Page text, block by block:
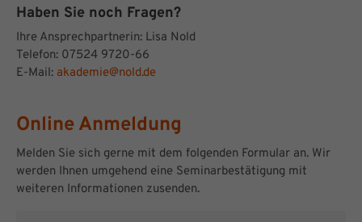
Haben Sie noch Fragen?
Ihre Ansprechpartnerin: Lisa Nold
Telefon: 07524 9720-66
E-Mail: akademie@nold.de
Online Anmeldung
Melden Sie sich gerne mit dem folgenden Formular an. Wir
werden Ihnen umgehend eine Seminarbestätigung mit
weiteren Informationen zusenden.